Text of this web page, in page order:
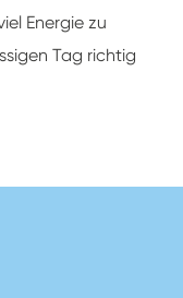
Energie zu
Tag richtig